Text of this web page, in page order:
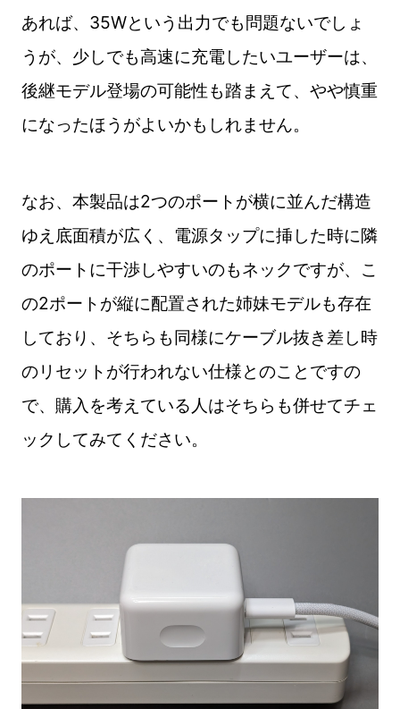
あれば、35Wという出力でも問題ないでしょ
うが、少しでも高速に充電したいユーザーは、
後継モデル登場の可能性も踏まえて、やや慎重
になったほうがよいかもしれません。
なお、本製品は2つのポートが横に並んだ構造
ゆえ底面積が広く、電源タップに挿した時に隣
のポートに干渉しやすいのもネックですが、こ
の2ポートが縦に配置された姉妹モデルも存在
しており、そちらも同様にケーブル抜き差し時
のリセットが行われない仕様とのことですの
で、購入を考えている人はそちらも併せてチェ
ックしてみてください。